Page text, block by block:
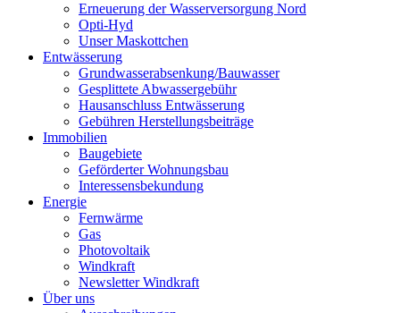
Erneuerung der Wasserversorgung Nord
Opti-Hyd
Unser Maskottchen
Entwässerung
Grundwasserabsenkung/Bauwasser
Gesplittete Abwassergebühr
Hausanschluss Entwässerung
Gebühren Herstellungsbeiträge
Immobilien
Baugebiete
Geförderter Wohnungsbau
Interessensbekundung
Energie
Fernwärme
Gas
Photovoltaik
Windkraft
Newsletter Windkraft
Über uns